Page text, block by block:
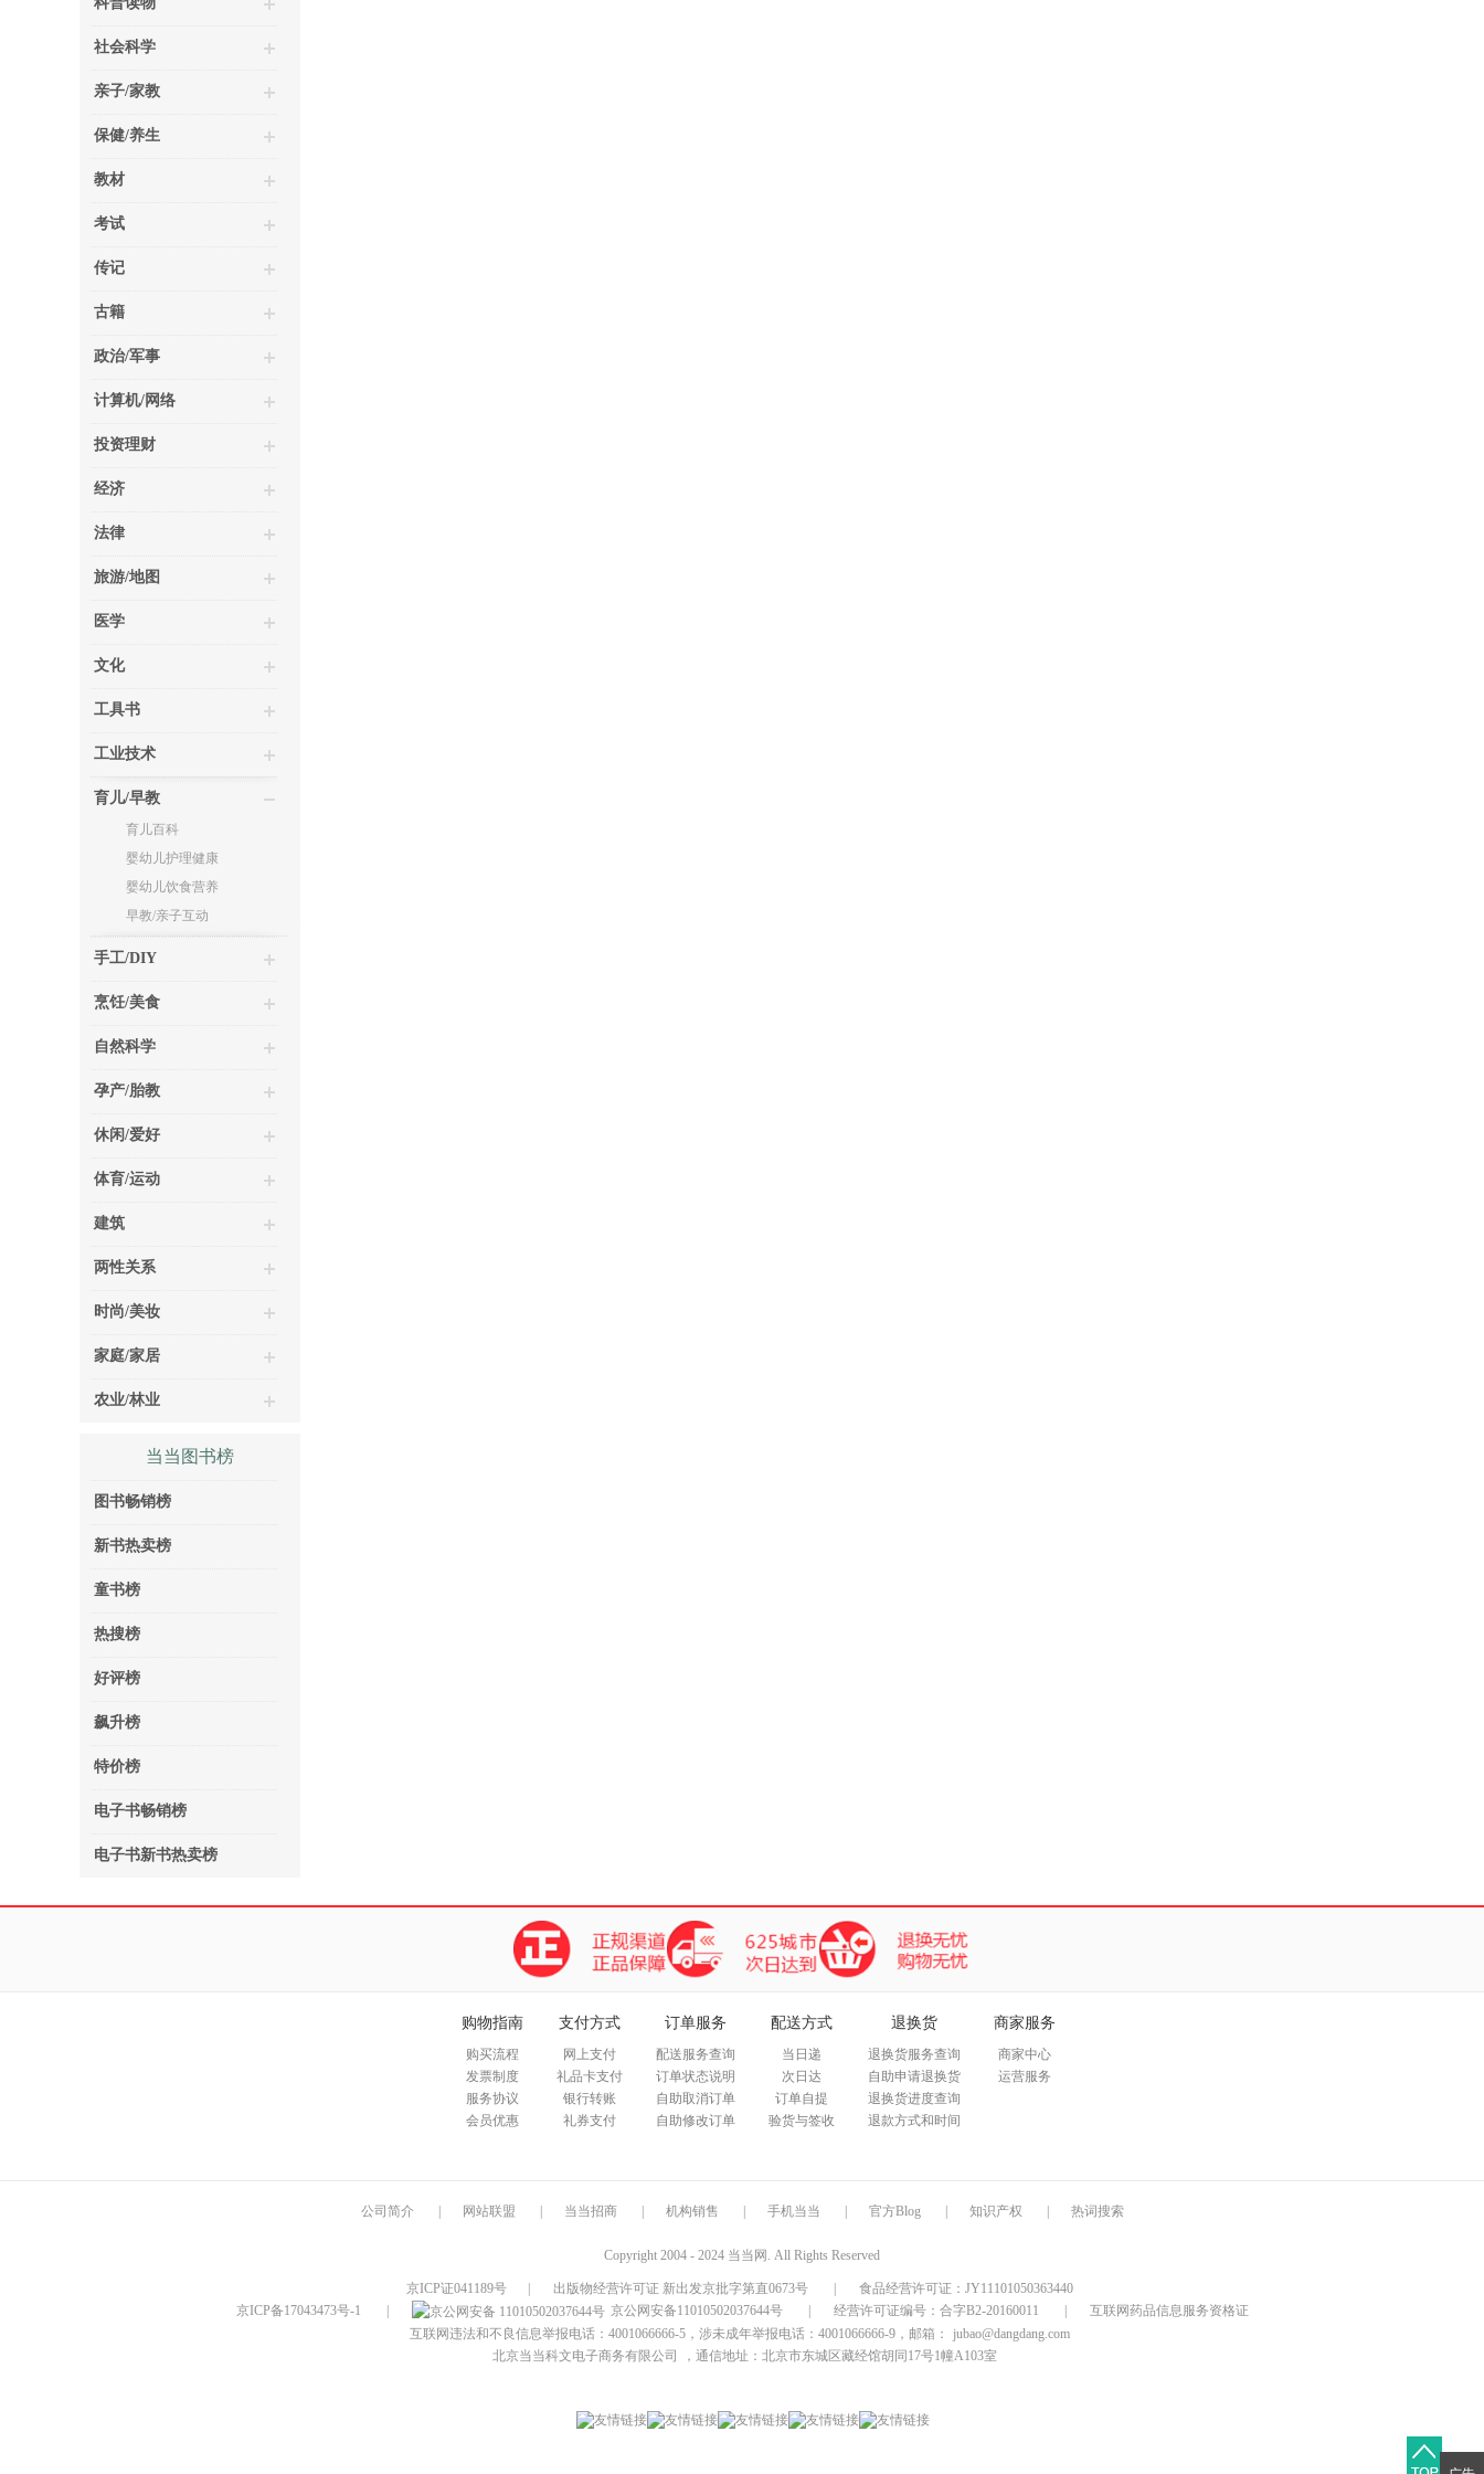
社会科学
亲子/家教
保健/养生
教材
考试
传记
古籍
政治/军事
计算机/网络
投资理财
经济
法律
旅游/地图
医学
文化
工具书
工业技术
育儿/早教
育儿百科
婴幼儿护理健康
婴幼儿饮食营养
早教/亲子互动
手工/DIY
烹饪/美食
自然科学
孕产/胎教
休闲/爱好
体育/运动
建筑
两性关系
时尚/美妆
家庭/家居
农业/林业
当当图书榜
图书畅销榜
新书热卖榜
童书榜
热搜榜
好评榜
飙升榜
特价榜
电子书畅销榜
电子书新书热卖榜
购物指南
购买流程
发票制度
服务协议
会员优惠
支付方式
网上支付
礼品卡支付
银行转账
礼券支付
订单服务
配送服务查询
订单状态说明
自助取消订单
自助修改订单
配送方式
当日递
次日达
订单自提
验货与签收
退换货
退换货服务查询
自助申请退换货
退换货进度查询
退款方式和时间
商家服务
商家中心
运营服务
公司简介 网站联盟 当当招商 机构销售 手机当当 官方Blog 知识产权 热词搜索
Copyright 2004 - 2024 当当网. All Rights Reserved
京ICP证041189号 出版物经营许可证 新出发京批字第直0673号
食品经营许可证：JY11101050363440
京ICP备17043473号-1
京公网安备11010502037644号 经营许可证编号：合字B2-20160011
互联网药品信息服务资格证
互联网违法和不良信息举报电话：4001066666-5，涉未成年举报电话：4001066666-9，邮箱：
jubao@dangdang.com
北京当当科文电子商务有限公司
，通信地址：北京市东城区藏经馆胡同17号1幢A103室